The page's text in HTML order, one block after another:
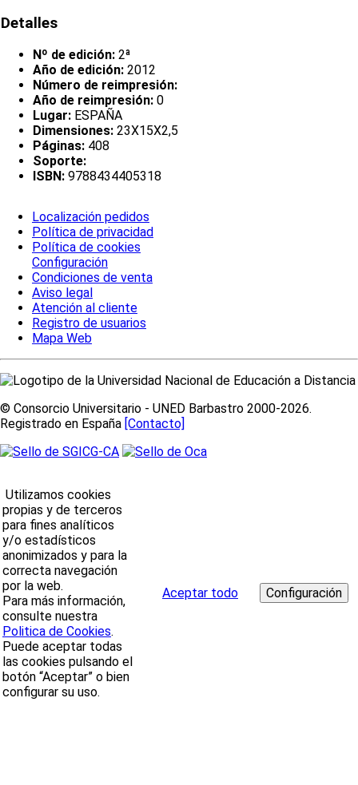
Detalles
Nº de edición: 2ª
Año de edición: 2012
Número de reimpresión:
Año de reimpresión: 0
Lugar: ESPAÑA
Dimensiones: 23X15X2,5
Páginas: 408
Soporte:
ISBN: 9788434405318
Localización pedidos
Política de privacidad
Política de cookies
Configuración
Condiciones de venta
Aviso legal
Atención al cliente
Registro de usuarios
Mapa Web
© Consorcio Universitario - UNED Barbastro 2000-2026.
Registrado en España [Contacto]
Utilizamos cookies
propias y de terceros
para fines analíticos
y/o estadísticos
anonimizados y para la
correcta navegación
por la web.
Para más información,
consulte nuestra
Politica de Cookies.
Puede aceptar todas
las cookies pulsando el
botón “Aceptar” o bien
configurar su uso.
Aceptar todo